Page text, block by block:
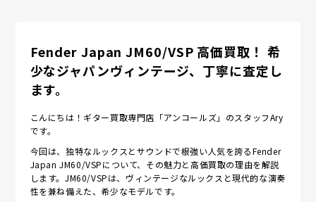
Fender Japan JM60/VSP 高価買取！ 希
少なジャパンヴィンテージ、丁寧に査定し
ます。
こんにちは！ギター買取専門店「アンコールズ」のスタッフAry
です。
今回は、独特なルックスとサウンドで根強い人気を誇るFender
Japan JM60/VSPについて、その魅力と高価買取の理由を解説
します。JM60/VSPは、ヴィンテージなルックスと現代的な演奏
性を兼ね備えた、希少なモデルです。